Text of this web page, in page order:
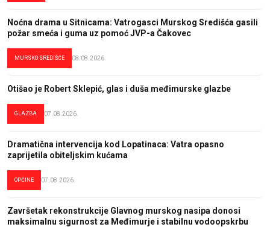
Noćna drama u Sitnicama: Vatrogasci Murskog Središća gasili
požar smeća i guma uz pomoć JVP-a Čakovec
MURSKO SREDIŠĆE 08.08.2026.
Otišao je Robert Sklepić, glas i duša međimurske glazbe
GLAZBA 07.08.2026.
Dramatična intervencija kod Lopatinaca: Vatra opasno
zaprijetila obiteljskim kućama
OPĆINE 07.08.2026.
Završetak rekonstrukcije Glavnog murskog nasipa donosi
maksimalnu sigurnost za Međimurje i stabilnu vodoopskrbu